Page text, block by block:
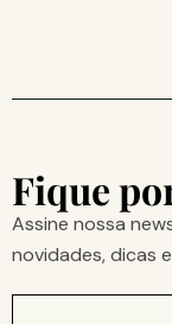
Fique
Assine nossa
novidades, dicas